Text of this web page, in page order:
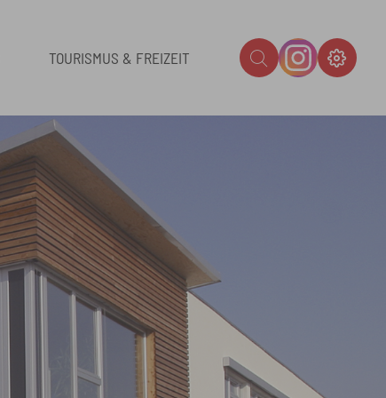
TOURISMUS & FREIZEIT